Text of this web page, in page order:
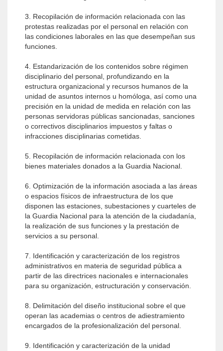
3. Recopilación de información relacionada con las
protestas realizadas por el personal en relación con
las condiciones laborales en las que desempeñan sus
funciones.
4. Estandarización de los contenidos sobre régimen
disciplinario del personal, profundizando en la
estructura organizacional y recursos humanos de la
unidad de asuntos internos u homóloga, así como una
precisión en la unidad de medida en relación con las
personas servidoras públicas sancionadas, sanciones
o correctivos disciplinarios impuestos y faltas o
infracciones disciplinarias cometidas.
5. Recopilación de información relacionada con los
bienes materiales donados a la Guardia Nacional.
6. Optimización de la información asociada a las áreas
o espacios físicos de infraestructura de los que
disponen las estaciones, subestaciones y cuarteles de
la Guardia Nacional para la atención de la ciudadanía,
la realización de sus funciones y la prestación de
servicios a su personal.
7. Identificación y caracterización de los registros
administrativos en materia de seguridad pública a
partir de las directrices nacionales e internacionales
para su organización, estructuración y conservación.
8. Delimitación del diseño institucional sobre el que
operan las academias o centros de adiestramiento
encargados de la profesionalización del personal.
9. Identificación y caracterización de la unidad